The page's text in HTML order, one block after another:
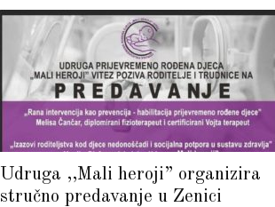
Udruga ,,Mali heroji” organizira
stručno predavanje u Zenici